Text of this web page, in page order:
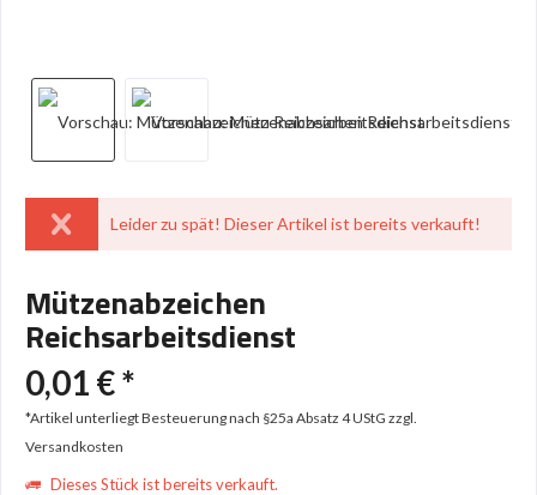
Leider zu spät! Dieser Artikel ist bereits verkauft!
Mützenabzeichen
Reichsarbeitsdienst
0,01 € *
*Artikel unterliegt Besteuerung nach §25a Absatz 4 UStG zzgl.
Versandkosten
Dieses Stück ist bereits verkauft.